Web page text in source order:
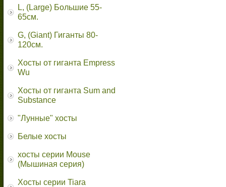
L, (Large) Большие 55-
65cм.
G, (Giant) Гиганты 80-
120см.
Хосты от гиганта Empress
Wu
Хосты от гиганта Sum and
Substance
"Лунные" хосты
Белые хосты
хосты серии Mouse
(Мышиная серия)
Хосты серии Tiara